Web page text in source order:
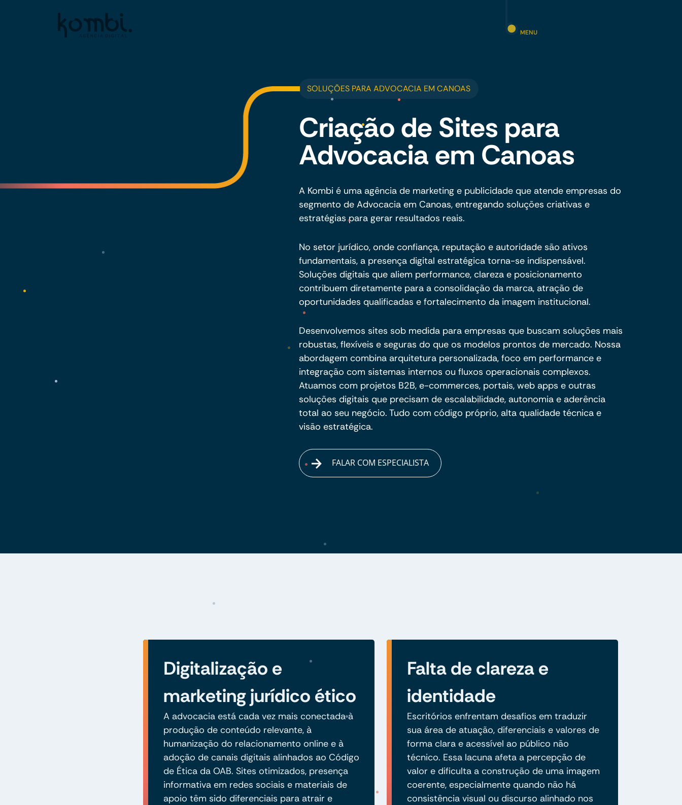
MENU
SOLUÇÕES PARA ADVOCACIA EM CANOAS
Criação de Sites para
Advocacia em Canoas
A Kombi é uma agência de marketing e publicidade que atende empresas do
segmento de Advocacia em Canoas, entregando soluções criativas e
estratégias para gerar resultados reais.
No setor jurídico, onde confiança, reputação e autoridade são ativos
fundamentais, a presença digital estratégica torna-se indispensável.
Soluções digitais que aliem performance, clareza e posicionamento
contribuem diretamente para a consolidação da marca, atração de
oportunidades qualificadas e fortalecimento da imagem institucional.
Desenvolvemos sites sob medida para empresas que buscam soluções mais
robustas, flexíveis e seguras do que os modelos prontos de mercado. Nossa
abordagem combina arquitetura personalizada, foco em performance e
integração com sistemas internos ou fluxos operacionais complexos.
Atuamos com projetos B2B, e-commerces, portais, web apps e outras
soluções digitais que precisam de escalabilidade, autonomia e aderência
total ao seu negócio. Tudo com código próprio, alta qualidade técnica e
visão estratégica.
FALAR COM ESPECIALISTA
Digitalização e
marketing jurídico ético
A advocacia está cada vez mais conectada à
produção de conteúdo relevante, à
humanização do relacionamento online e à
adoção de canais digitais alinhados ao Código
de Ética da OAB. Sites otimizados, presença
informativa em redes sociais e materiais de
apoio têm sido diferenciais para atrair e
Falta de clareza e
identidade
Escritórios enfrentam desafios em traduzir
sua área de atuação, diferenciais e valores de
forma clara e acessível ao público não
técnico. Essa lacuna afeta a percepção de
valor e dificulta a construção de uma imagem
coerente, especialmente quando não há
consistência visual ou discurso alinhado nos